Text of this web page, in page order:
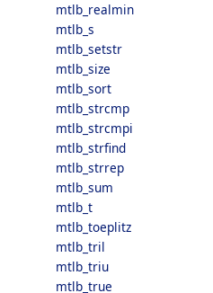
mtlb_realmin
mtlb_s
mtlb_setstr
mtlb_size
mtlb_sort
mtlb_strcmp
mtlb_strcmpi
mtlb_strfind
mtlb_strrep
mtlb_sum
mtlb_t
mtlb_toeplitz
mtlb_tril
mtlb_triu
mtlb_true